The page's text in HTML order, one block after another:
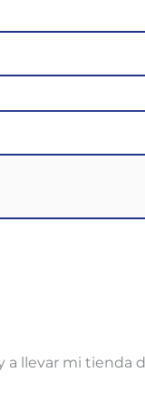
a llevar mi tienda